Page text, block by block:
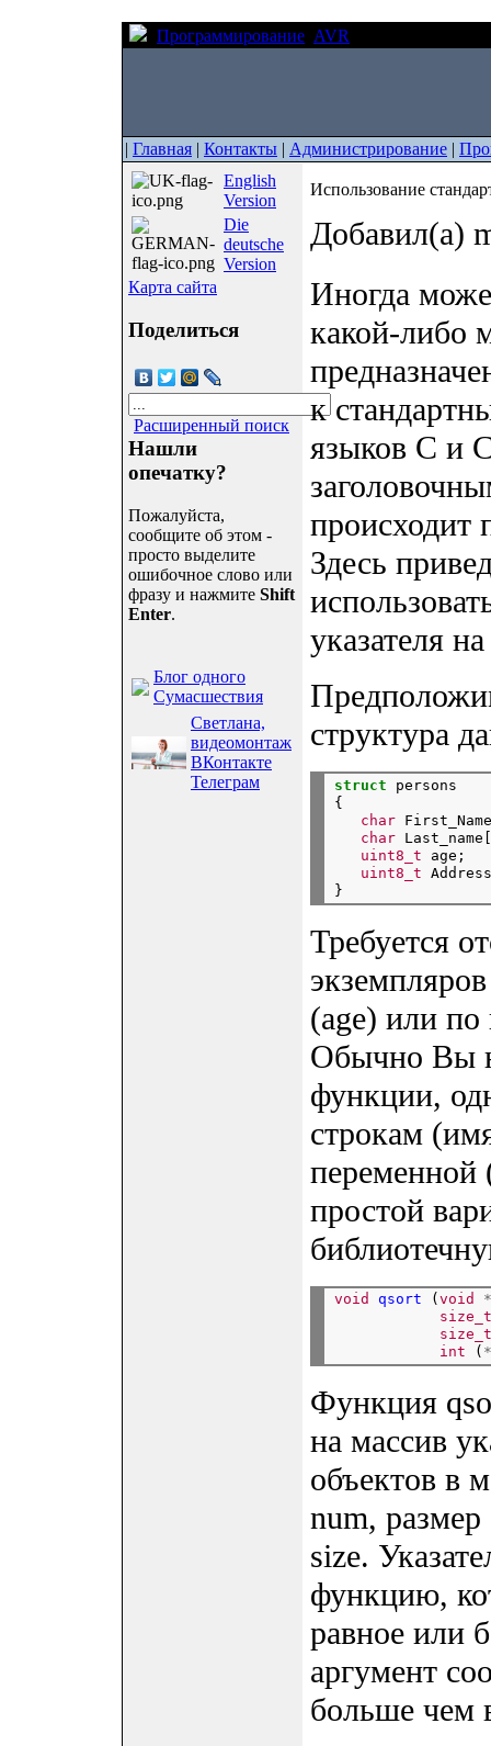
Программирование AVR
| Главная | Контакты | Администрирование |
English
Version
Die
deutsche
Version
Карта сайта
Поделиться
Расширенный поиск
Нашли
опечатку?
Пожалуйста,
сообщите об этом -
просто выделите
ошибочное слово или
фразу и нажмите Shift
Enter.
Блог одного
Сумасшествия
Светлана,
видеомонтаж
ВКонтакте
Телеграм
Использование
Добавил(а)
Иногда
какой-либо
к
языков C и
Здесь
указателя
структура
struct persons
{
char
char
uint8_t age;
uint8_t
Требуется
(age) или
Обычно Вы
функции,
строкам
переменной
простой
void qsort (void
int (
Функция
на массив
объектов в
num, размер
size.
функцию,
равное или
аргумент
больше чем